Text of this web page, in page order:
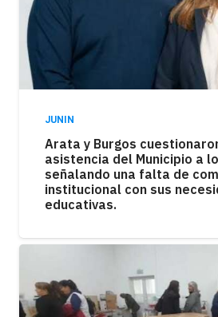
JUNIN
Arata y Burgos
asistencia del Municipio a
señalando una falta de
institucional con sus
educativas.